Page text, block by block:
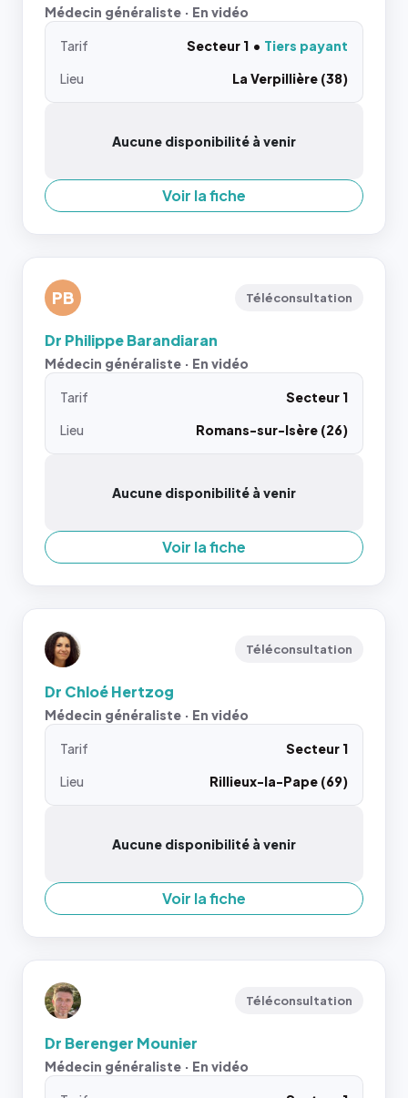
Médecin généraliste · En vidéo
Tarif Secteur 1
Tiers payant
Lieu
La Verpillière (38)
Aucune disponibilité à venir
Voir la fiche
PB Téléconsultation
Dr Philippe Barandiaran
Médecin généraliste · En vidéo
Tarif
Secteur 1
Lieu
Romans-sur-Isère (26)
Aucune disponibilité à venir
Voir la fiche
Téléconsultation
Dr Chloé Hertzog
Médecin généraliste · En vidéo
Tarif
Secteur 1
Lieu
Rillieux-la-Pape (69)
Aucune disponibilité à venir
Voir la fiche
Téléconsultation
Dr Berenger Mounier
Médecin généraliste · En vidéo